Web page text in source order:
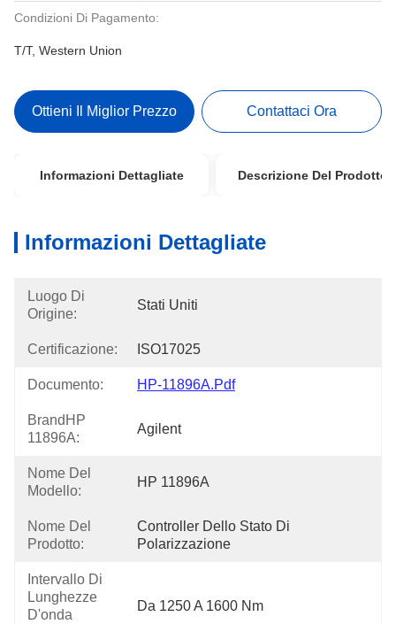
Condizioni Di Pagamento:
T/T, Western Union
Ottieni Il Miglior Prezzo Contattaci Ora
Informazioni Dettagliate Descrizione Del Prodotto
Informazioni Dettagliate
Luogo Di
Origine:
Stati Uniti
Certificazione: ISO17025
Documento: HP-11896A.pdf
BrandHP
11896A:
Agilent
Nome Del
Modello:
HP 11896A
Nome Del
Prodotto:
Controller Dello Stato Di
Polarizzazione
Intervallo Di
Lunghezze
D'onda
Da 1250 A 1600 Nm